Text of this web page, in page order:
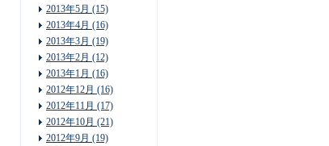
2013年5月 (15)
2013年4月 (16)
2013年3月 (19)
2013年2月 (12)
2013年1月 (16)
2012年12月 (16)
2012年11月 (17)
2012年10月 (21)
2012年9月 (19)